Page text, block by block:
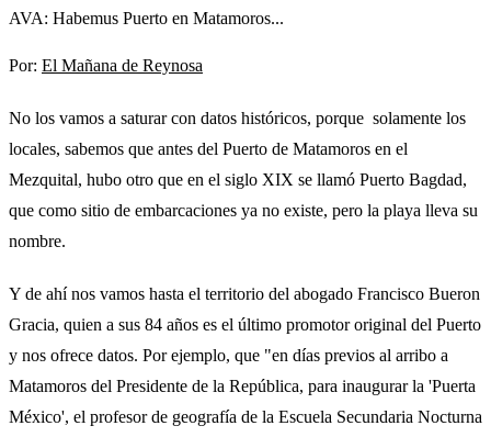
AVA: Habemus Puerto en Matamoros...
Por: El Mañana de Reynosa
No los vamos a saturar con datos históricos, porque solamente los
locales, sabemos que antes del Puerto de Matamoros en el
Mezquital, hubo otro que en el siglo XIX se llamó Puerto Bagdad,
que como sitio de embarcaciones ya no existe, pero la playa lleva su
nombre.
Y de ahí nos vamos hasta el territorio del abogado Francisco Bueron
Gracia, quien a sus 84 años es el último promotor original del Puerto
y nos ofrece datos. Por ejemplo, que "en días previos al arribo a
Matamoros del Presidente de la República, para inaugurar la 'Puerta
México', el profesor de geografía de la Escuela Secundaria Nocturna